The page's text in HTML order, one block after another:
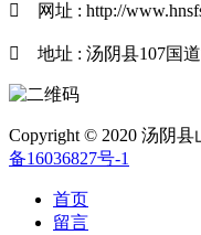
 网址 : http://
 地址 : 汤阴县107国
Copyright © 2020 汤阴
备16036827号-1
首页
留言